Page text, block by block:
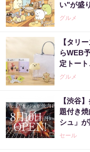
い"が盛
グルメ
【タリ
らWEB
定トート
グルメ
【渋谷
題付き
シュ」
受付中》
セール